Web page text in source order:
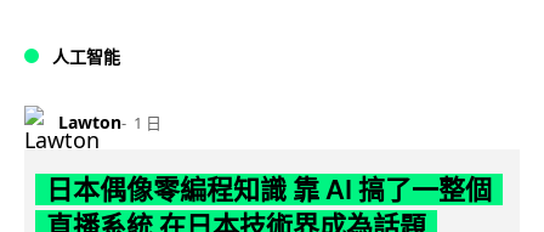
人工智能
Lawton 1 日
日本偶像零編程知識 靠 AI 搞了一整個